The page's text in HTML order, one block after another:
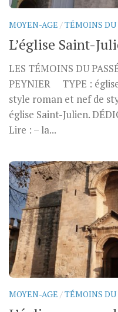
MOYEN-AGE /TÉMOINS DU
L’église Saint-
LES TÉMOINS DU
PEYNIER TYPE :
style roman et nef de
église Saint-Julien.
Lire : – la...
MOYEN-AGE /TÉMOINS DU